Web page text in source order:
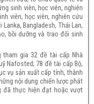
sinh viên, học viên, nghiên
viên, học viên, nghiên cứu
Bangladesh, Thái Lan,
bồi dưỡng và trao đổi sinh
tham gia 32 đề tài cấp Nhà
Nafosted; 78 đề tài cấp Bộ,
vụ sản xuất cấp tỉnh, thành
nội dung chiến lược phát
đã thực hiện đạt hoặc vượt